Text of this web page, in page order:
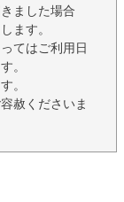
ました場合
ます。
てはご利用日
。
。
赦くださいま